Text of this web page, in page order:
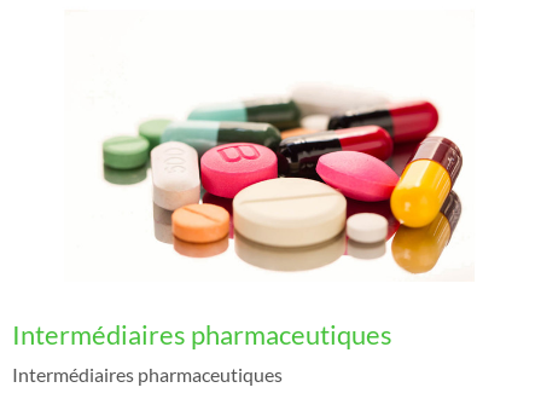
Intermédiaires pharmaceutiques
Intermédiaires pharmaceutiques